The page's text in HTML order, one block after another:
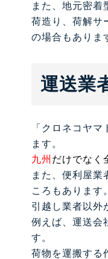
また、地元密着
荷造り、荷解サ
の場合もありま
運送業
「クロネコヤ
ます。
九州 だけでなく
また、便利屋業
ころもあります。
引越し業者以外
例えば、運送会
す。
荷物を運搬する